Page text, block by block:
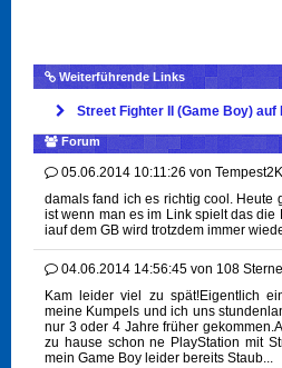
Weiterführende Links
Street Fighter II (Game Boy) auf
Forum
05.06.2014 10:11:26 von
damals fand ich es richtig cool. Heute
ist wenn man es im Link spielt das die
iauf dem GB wird trotzdem immer
04.06.2014 14:56:45 von 108
Kam leider viel zu spät!Eigentlich
meine Kumpels und ich uns
nur 3 oder 4 Jahre früher
zu hause schon ne PlayStation mit
mein Game Boy leider bereits Staub...